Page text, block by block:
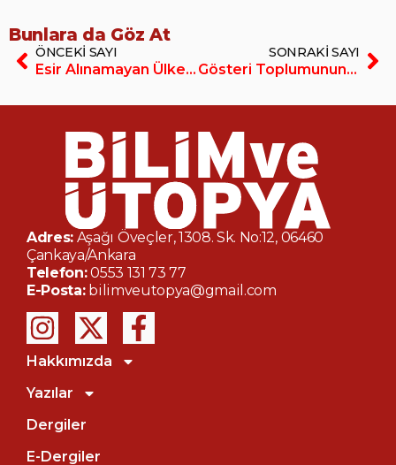
Bunlara da Göz At
ÖNCEKI SAYI
Esir Alınamayan Ülke İRAN
SONRAKI SAYI
Gösteri Toplumunun Pornografisi
Adres: Aşağı Öveçler, 1308. Sk. No:12, 06460
Çankaya/Ankara
Telefon:0553 131 73 77
E-Posta: bilimveutopya@gmail.com
Hakkımızda
Yazılar
Dergiler
E-Dergiler